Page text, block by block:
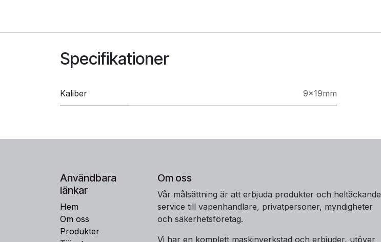
Specifikationer
Kaliber 9x19mm
Användbara
länkar
Hem
Om oss
Produkter
Om oss
Vår målsättning är att erbjuda produkter och heltäckande
service till vapenhandlare, privatpersoner, myndigheter
och säkerhetsföretag.
Vi har en komplett maskinverkstad och erbjuder, utöver